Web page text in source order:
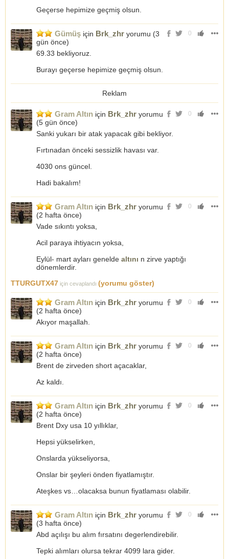
Geçerse hepimize geçmiş olsun.
0
Gümüş için Brk_zhr yorumu (3
gün önce)
69.33 bekliyoruz.
Burayı geçerse hepimize geçmiş olsun.
Reklam
0
Gram Altın için Brk_zhr yorumu
(5 gün önce)
Sanki yukarı bir atak yapacak gibi bekliyor.
Fırtınadan önceki sessizlik havası var.
4030 ons güncel.
Hadi bakalım!
0
Gram Altın için Brk_zhr yorumu
(2 hafta önce)
Vade sıkıntı yoksa,
Acil paraya ihtiyacın yoksa,
Eylül- mart ayları genelde altını n zirve yaptığı
dönemlerdir.
TTURGUTX47 için cevaplandı (yorumu göster)
0
Gram Altın için Brk_zhr yorumu
(2 hafta önce)
Akıyor maşallah.
0
Gram Altın için Brk_zhr yorumu
(2 hafta önce)
Brent de zirveden short açacaklar,
Az kaldı.
0
Gram Altın için Brk_zhr yorumu
(2 hafta önce)
Brent Dxy usa 10 yıllıklar,
Hepsi yükselirken,
Onslarda yükseliyorsa,
Onslar bir şeyleri önden fiyatlamıştır.
Ateşkes vs…olacaksa bunun fiyatlaması olabilir.
0
Gram Altın için Brk_zhr yorumu
(3 hafta önce)
Abd açılışı bu alım fırsatını degerlendirebilir.
Tepki alımları olursa tekrar 4099 lara gider.